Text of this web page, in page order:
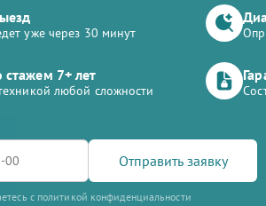
уже через 30 минут
стажем 7+ лет
любой сложности
Отправить заявку
с политикой конфиденциальности